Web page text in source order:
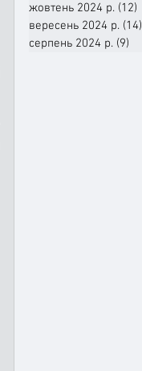
жовтень 2024 р. (12)
вересень 2024 р. (14)
серпень 2024 р. (9)